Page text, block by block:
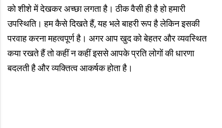
को शीशे में देखकर अच्छा लगता है। ठीक वैसी ही है हो हमारी
उपस्थिति। हम कैसे दिखते हैं, यह भले बाहरी रूप है लेकिन इसकी
परवाह करना महत्वपूर्ण है। अगर आप खुद को बेहतर और व्यवस्थित
कया रखते हैं तो कहीं न कहीं इससे आपके प्रति लोगों की धारणा
बदलती है और व्यक्तित्व आकर्षक होता है।